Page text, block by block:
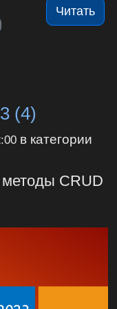
Читать
(4)
в категории
CRUD